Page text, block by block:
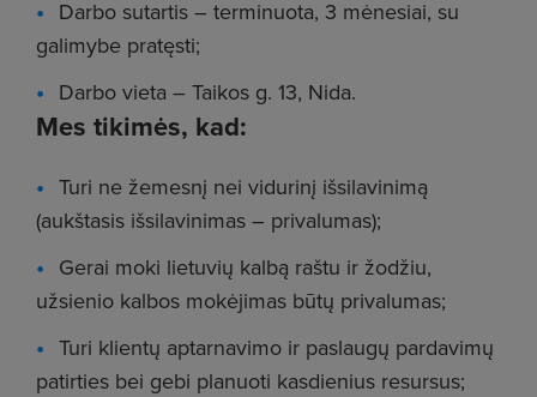
Mes tikimės, kad:
Turi ne žemesnį nei vidurinį išsilavinimą
(aukštasis išsilavinimas – privalumas);
Gerai moki lietuvių kalbą raštu ir žodžiu,
užsienio kalbos mokėjimas būtų privalumas;
Turi klientų aptarnavimo ir paslaugų pardavimų
patirties bei gebi planuoti kasdienius resursus;
Darbo sutartis – terminuota, 3 mėnesiai, su
galimybe pratęsti;
Darbo vieta – Taikos g. 13, Nida.